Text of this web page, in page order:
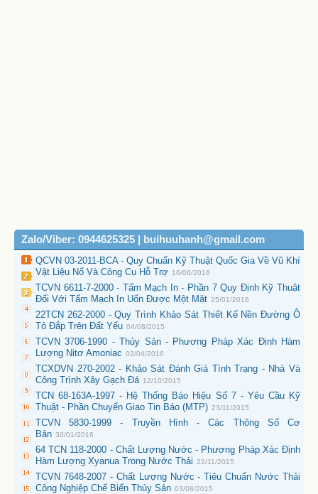
Zalo/Viber: 0944625325 | buihuuhanh@gmail.com
QCVN 03-2011-BCA - Quy Chuẩn Kỹ Thuật Quốc Gia Về Vũ Khí
Vật Liệu Nổ Và Công Cụ Hỗ Trợ 16/06/2016
TCVN 6611-7-2000 - Tấm Mạch In - Phần 7 Quy Định Kỹ Thuật
Đối Với Tấm Mạch In Uốn Được Một Mặt 25/01/2016
22TCN 262-2000 - Quy Trình Khảo Sát Thiết Kế Nền Đường Ô
Tô Đắp Trên Đất Yếu 04/08/2015
TCVN 3706-1990 - Thủy Sản - Phương Pháp Xác Định Hàm
Lượng Nitơ Amoniac 02/04/2016
TCXDVN 270-2002 - Khảo Sát Đánh Giá Tình Trạng - Nhà Và
Công Trình Xây Gạch Đá 12/10/2015
TCN 68-163A-1997 - Hệ Thống Báo Hiệu Số 7 - Yêu Cầu Kỹ
Thuật - Phần Chuyển Giao Tin Báo (MTP) 23/11/2015
TCVN 5830-1999 - Truyền Hình - Các Thông Số Cơ
Bản 30/01/2016
64 TCN 118-2000 - Chất Lượng Nước - Phương Pháp Xác Định
Hàm Lượng Xyanua Trong Nước Thải 22/11/2015
TCVN 7648-2007 - Chất Lượng Nước - Tiêu Chuẩn Nước Thải
Công Nghiệp Chế Biến Thủy Sản 03/08/2015